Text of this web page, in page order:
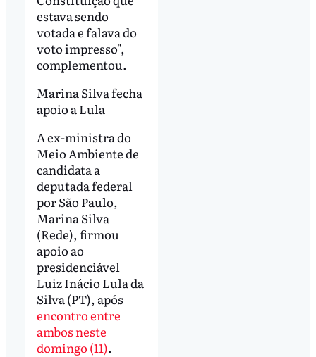
estava sendo
votada e falava do
voto impresso",
complementou.
Marina Silva fecha
apoio a Lula
A ex-ministra do
Meio Ambiente de
candidata a
deputada federal
por São Paulo,
Marina Silva
(Rede), firmou
apoio ao
presidenciável
Luiz Inácio Lula da
Silva (PT), após
encontro entre
ambos neste
domingo (11).